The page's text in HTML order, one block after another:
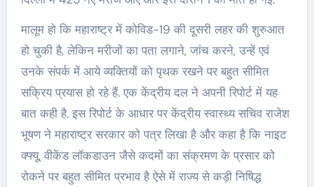
मालूम हो कि महाराष्ट्र में कोविड-19 की दूसरी लहर की शुरुआत
हो चुकी है, लेकिन मरीजों का पता लगाने, जांच करने, उन्हें एवं
उनके संपर्क में आये व्यक्तियों को पृथक रखने पर बहुत सीमित
सक्रिय प्रयास हो रहे हैं. एक केंद्रीय दल ने अपनी रिपोर्ट में यह
बात कही है. इस रिपोर्ट के आधार पर केंद्रीय स्वास्थ्य सचिव राजेश
भूषण ने महाराष्ट्र सरकार को पत्र लिखा है और कहा है कि नाइट
क्फ्यू, वीकेंड लॉकडाउन जैसे कदमों का संक्रमण के प्रसार को
रोकने पर बहुत सीमित प्रभाव है ऐसे में राज्य से कड़ी निषिद्ध